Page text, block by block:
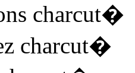
charcut�
charcut�